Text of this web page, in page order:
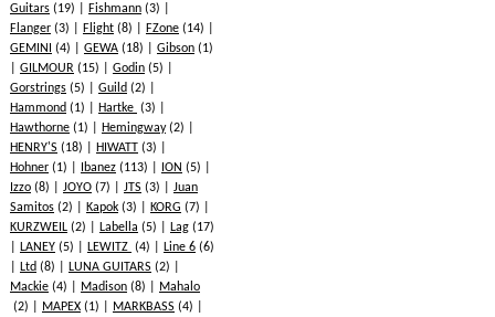
Guitars (19) Fishmann (3)
Flanger (3) Flight (8) FZone (14)
GEMINI
(4) GEWA (18) Gibson (1)
GILMOUR (15) Godin (5)
Gorstrings (5) Guild (2)
Hammond (1) Hartke (3)
Hawthorne (1) Hemingway(2)
HENRY'S (18) HIWATT (3)
Hohner (1) Ibanez (113) ION (5)
Izzo (8) JOYO (7) JTS (3)
Juan
Samitos (2) Kapok (3) KORG (7)
KURZWEIL (2) Labella (5) Lag (17)
LANEY (5) LEWITZ (4) Line 6 (6)
Ltd (8) LUNA GUITARS (2)
Mackie (4) Madison (8)
Mahalo
(2)
MAPEX (1) MARKBASS (4)